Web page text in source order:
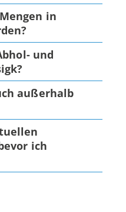
in
und
außerhalb
ich